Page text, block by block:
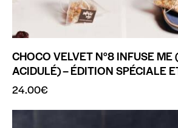
CHOCO VELVET N°8 INFUSE ME
ACIDULÉ) – ÉDITION SPÉCIALE
24.00€